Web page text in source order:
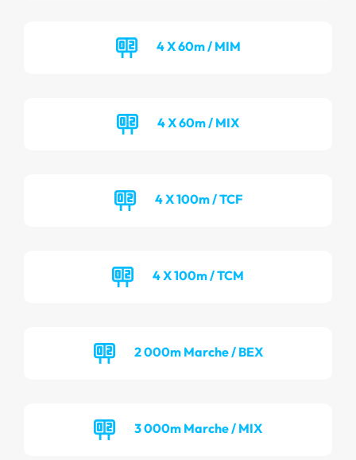
4 X 60m / MIM
4 X 60m / MIX
4 X 100m / TCF
4 X 100m / TCM
2 000m Marche / BEX
3 000m Marche / MIX